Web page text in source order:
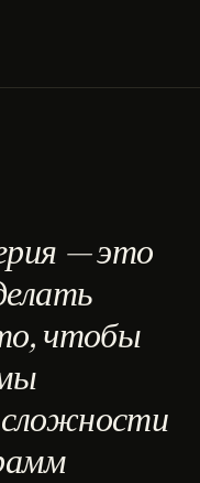
— это
чтобы